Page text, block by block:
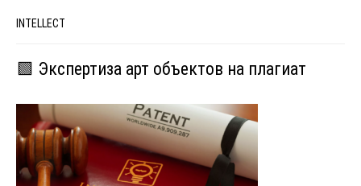
INTELLECT
🟩 Экспертиза арт объектов на плагиат